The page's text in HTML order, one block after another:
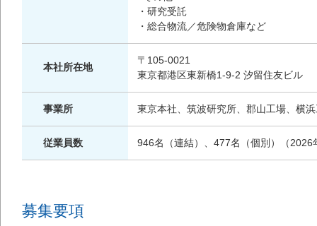
・研究受託
・総合物流／危険物倉庫など
本社所在地
〒105-0021
東京都港区東新橋1-9-2 汐留住友ビル
事業所 東京本社、筑波研究所、郡山工場、横
従業員数 946名（連結）、477名（個別）（2026
募集要項